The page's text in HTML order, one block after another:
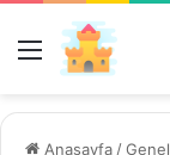
Menü
Anasayfa /Genel